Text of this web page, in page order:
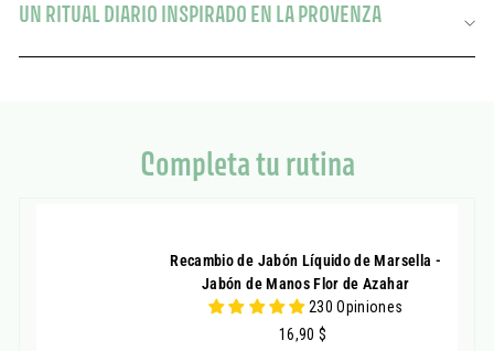
UN RITUAL DIARIO INSPIRADO EN LA PROVENZA
Completa tu rutina
Recambio de Jabón Líquido de Marsella -
Jabón de Manos Flor de Azahar
230 Opiniones
16,90 $